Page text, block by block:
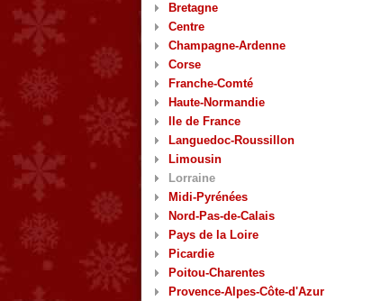
Bretagne
Centre
Champagne-Ardenne
Corse
Franche-Comté
Haute-Normandie
Ile de France
Languedoc-Roussillon
Limousin
Lorraine
Midi-Pyrénées
Nord-Pas-de-Calais
Pays de la Loire
Picardie
Poitou-Charentes
Provence-Alpes-Côte-d'Azur